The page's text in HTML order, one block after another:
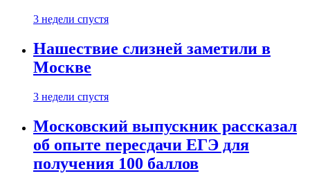
3 недели спустя
Нашествие слизней заметили в
Москве
3 недели спустя
Московский выпускник рассказал
об опыте пересдачи ЕГЭ для
получения 100 баллов